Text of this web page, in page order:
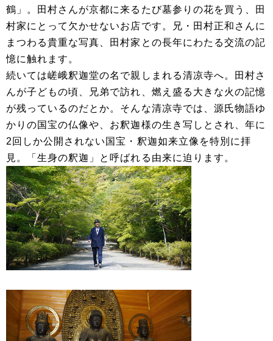
鶴」。田村さんが京都に来るたび墓参りの花を買う、田
村家にとって欠かせないお店です。兄・田村正和さんに
まつわる貴重な写真、田村家との長年にわたる交流の記
憶に触れます。
続いては嵯峨釈迦堂の名で親しまれる清凉寺へ。田村さ
んが子どもの頃、兄弟で訪れ、燃え盛る大きな火の記憶
が残っているのだとか。そんな清凉寺では、源氏物語ゆ
かりの国宝の仏像や、お釈迦様の生き写しとされ、年に
2回しか公開されない国宝・釈迦如来立像を特別に拝
見。「生身の釈迦」と呼ばれる由来に迫ります。